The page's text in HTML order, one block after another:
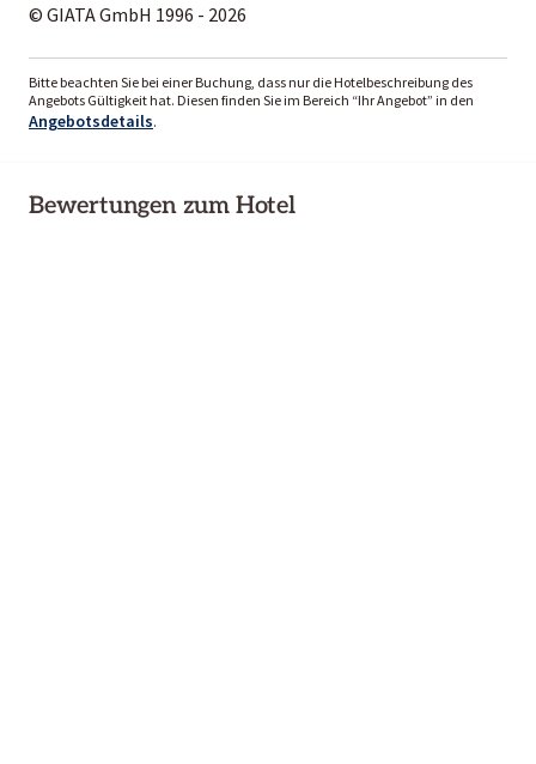
© GIATA GmbH 1996 - 2026
Bitte beachten Sie bei einer Buchung, dass nur die Hotelbeschreibung des
Angebots Gültigkeit hat. Diesen finden Sie im Bereich “Ihr Angebot” in den
Angebotsdetails.
Bewertungen zum Hotel